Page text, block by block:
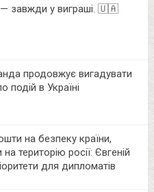
завжди у виграші. 🇺🇦
продовжує вигадувати
подій в Україні
на безпеку країни,
територію росії: Євгеній
для дипломатів